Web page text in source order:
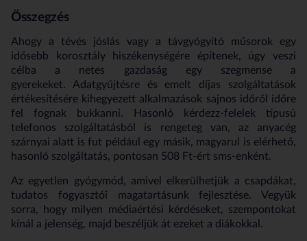
Összegzés
Ahogy a tévés jóslás vagy a távgyógyító műsorok egy
idősebb korosztály hiszékenységére építenek, úgy veszi
célba a netes gazdaság egy szegmense a
gyerekeket. Adatgyűjtésre és emelt díjas szolgáltatások
értékesítésére kihegyezett alkalmazások sajnos időről időre
fel fognak bukkanni. Hasonló kérdezz-felelek típusú
telefonos szolgáltatásból is rengeteg van, az anyacég
szárnyai alatt is fut például egy másik, magyarul is elérhető,
hasonló szolgáltatás, pontosan 508 Ft-ért sms-enként.
Az egyetlen gyógymód, amivel elkerülhetjük a csapdákat,
tudatos fogyasztói magatartásunk fejlesztése. Vegyük
sorra, hogy milyen médiaértési kérdéseket, szempontokat
kínál a jelenség, majd beszéljük át ezeket a diákokkal.